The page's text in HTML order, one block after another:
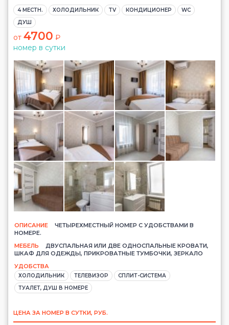
4 МЕСТН. ХОЛОДИЛЬНИК TV КОНДИЦИОНЕР
WC
ДУШ
от 4700 ₽
номер в сутки
ОПИСАНИЕ
ЧЕТЫРЕХМЕСТНЫЙ НОМЕР С УДОБСТВАМИ В
НОМЕРЕ.
МЕБЕЛЬ
ДВУСПАЛЬНАЯ ИЛИ ДВЕ ОДНОСПАЛЬНЫЕ КРОВАТИ,
ШКАФ ДЛЯ ОДЕЖДЫ, ПРИКРОВАТНЫЕ ТУМБОЧКИ, ЗЕРКАЛО
УДОБСТВА
ХОЛОДИЛЬНИК ТЕЛЕВИЗОР
СПЛИТ-СИСТЕМА
ТУАЛЕТ, ДУШ В НОМЕРЕ
ЦЕНА ЗА НОМЕР В СУТКИ, РУБ.